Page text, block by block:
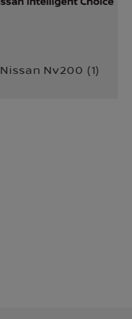
Nissan Nv200 (1)